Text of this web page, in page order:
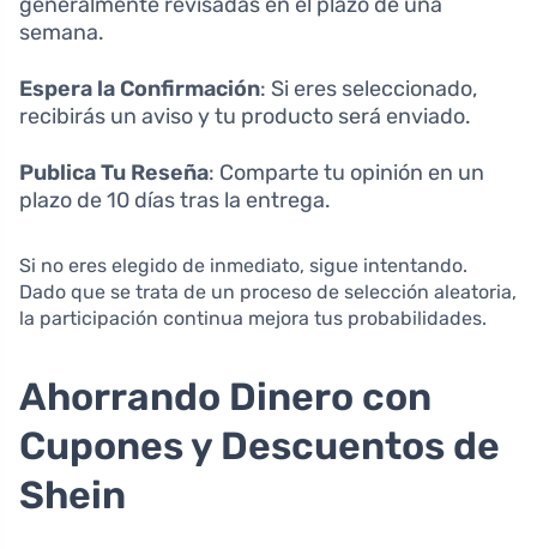
semana.
Espera la Confirmación: Si eres seleccionado,
recibirás un aviso y tu producto será enviado.
Publica Tu Reseña: Comparte tu opinión en un
plazo de 10 días tras la entrega.
Si no eres elegido de inmediato, sigue intentando.
Dado que se trata de un proceso de selección aleatoria,
la participación continua mejora tus probabilidades.
Ahorrando Dinero con
Cupones y Descuentos de
Shein